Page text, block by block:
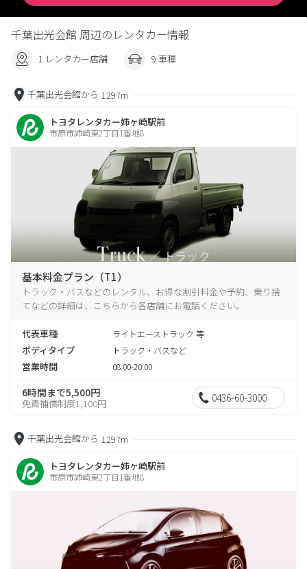
千葉出光会館 周辺のレンタカー情報
1 レンタカー店舗 9 車種
千葉出光会館から 1297m
トヨタレンタカー姉ヶ崎駅前
市原市姉崎東2丁目1番地8
基本料金プラン（T1）
トラック・バスなどのレンタル、お得な割引料金や予約、乗り捨
てなどの詳細は、こちらから各店舗にお電話ください。
代表車種 ライトエーストラック 等
ボディタイプ トラック・バスなど
営業時間 08:00-20:00
6時間まで5,500円
免責補償制度1,100円 0436-60-3000
千葉出光会館から 1297m
トヨタレンタカー姉ヶ崎駅前
市原市姉崎東2丁目1番地8